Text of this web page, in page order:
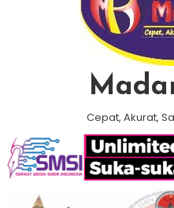
Cepat, Akurat,